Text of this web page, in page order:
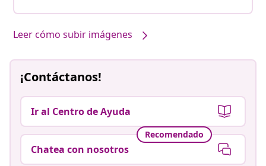
Leer cómo subir imágenes
¡Contáctanos!
Ir al Centro de Ayuda
Recomendado
Chatea con nosotros